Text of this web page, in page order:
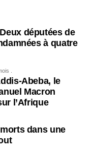
députées de
à quatre
.
Abeba, le
Macron
l’Afrique
dans une